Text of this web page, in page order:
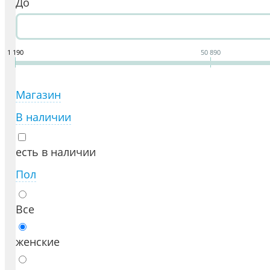
1 190 50 890
Магазин
В наличии
есть в наличии
Пол
Все
женские